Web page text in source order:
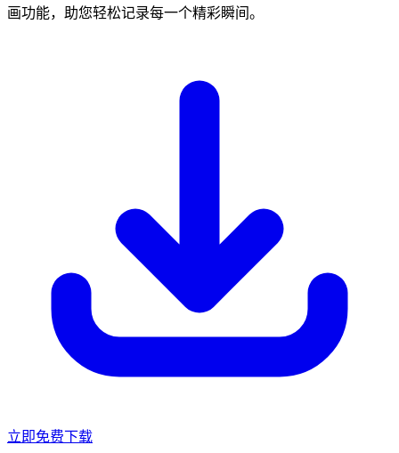
画功能，助您轻松记录每一个精彩瞬间。
立即免费下载